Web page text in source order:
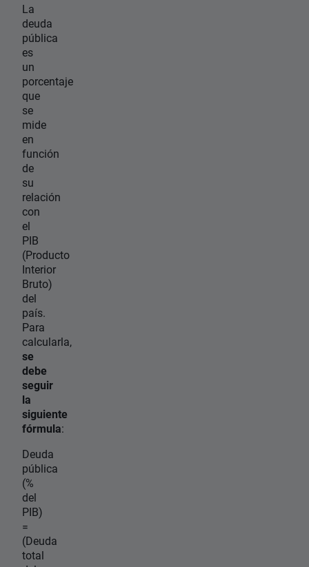
La
deuda
pública
es
un
porcentaje
que
se
mide
en
función
de
su
relación
con
el
PIB
(Producto
Interior
Bruto)
del
país.
Para
calcularla,
se
debe
seguir
la
siguiente
fórmula:
Deuda
pública
(%
del
PIB)
=
(Deuda
total